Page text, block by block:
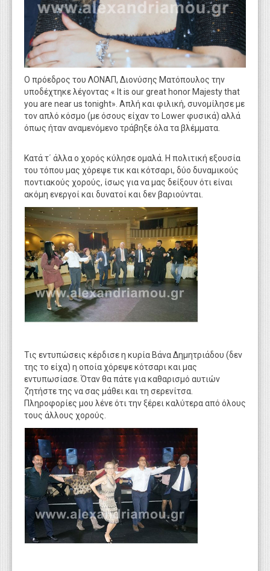
Ο πρόεδρος του ΛΟΝΑΠ, Διονύσης Ματόπουλος την
υποδέχτηκε λέγοντας « It is our great honor Majesty that
you are near us tonight». Απλή και φιλική, συνομίλησε με
τον απλό κόσμο (με όσους είχαν το Lower φυσικά) αλλά
όπως ήταν αναμενόμενο τράβηξε όλα τα βλέμματα.
Κατά τ΄ άλλα ο χορός κύλησε ομαλά. Η πολιτική εξουσία
του τόπου μας χόρεψε τικ και κότσαρι, δύο δυναμικούς
ποντιακούς χορούς, ίσως για να μας δείξουν ότι είναι
ακόμη ενεργοί και δυνατοί και δεν βαριούνται.
Τις εντυπώσεις κέρδισε η κυρία Βάνα Δημητριάδου (δεν
της το είχα) η οποία χόρεψε κότσαρι και μας
εντυπωσίασε. Όταν θα πάτε για καθαρισμό αυτιών
ζητήστε της να σας μάθει και τη σερενίτσα.
Πληροφορίες μου λένε ότι την ξέρει καλύτερα από όλους
τους άλλους χορούς.